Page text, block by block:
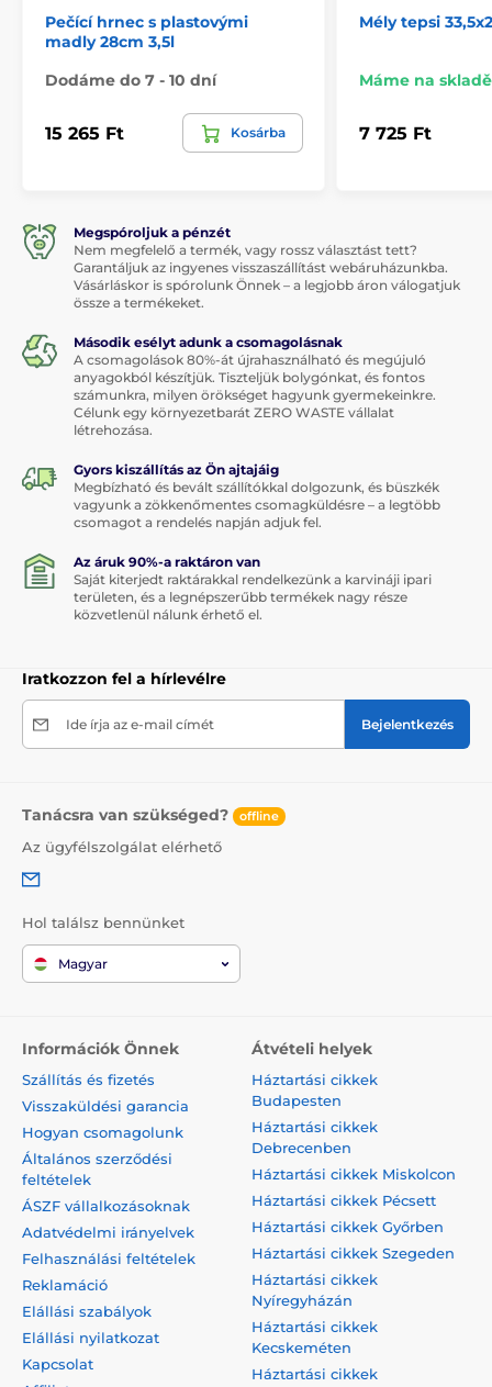
Pečící hrnec s plastovými
madly 28cm 3,5l
Dodáme do 7 - 10 dní
15 265 Ft Kosárba
Mély tepsi
Máme na skladě
7 725 Ft
Megspóroljuk a pénzét
Nem megfelelő a termék, vagy rossz választást tett?
Garantáljuk az ingyenes visszaszállítást webáruházunkba.
Vásárláskor is spórolunk Önnek – a legjobb áron válogatjuk
össze a termékeket.
Második esélyt adunk a csomagolásnak
A csomagolások 80%-át újrahasználható és megújuló
anyagokból készítjük. Tiszteljük bolygónkat, és fontos
számunkra, milyen örökséget hagyunk gyermekeinkre.
Célunk egy környezetbarát ZERO WASTE vállalat
létrehozása.
Gyors kiszállítás az Ön ajtajáig
Megbízható és bevált szállítókkal dolgozunk, és büszkék
vagyunk a zökkenőmentes csomagküldésre – a legtöbb
csomagot a rendelés napján adjuk fel.
Az áruk 90%-a raktáron van
Saját kiterjedt raktárakkal rendelkezünk a karvináji ipari
területen, és a legnépszerűbb termékek nagy része
közvetlenül nálunk érhető el.
Iratkozzon fel a hírlevélre
Ide írja az e-mail címét Bejelentkezés
Tanácsra van szükséged? offline
Az ügyfélszolgálat elérhető
Hol találsz bennünket
Magyar
Információk Önnek
Szállítás és fizetés
Visszaküldési garancia
Hogyan csomagolunk
Általános szerződési
feltételek
ÁSZF vállalkozásoknak
Adatvédelmi irányelvek
Felhasználási feltételek
Reklamáció
Elállási szabályok
Elállási nyilatkozat
Kapcsolat
Átvételi helyek
Háztartási cikkek
Budapesten
Háztartási cikkek
Debrecenben
Háztartási cikkek Miskolcon
Háztartási cikkek Pécsett
Háztartási cikkek Győrben
Háztartási cikkek Szegeden
Háztartási cikkek
Nyíregyházán
Háztartási cikkek
Kecskeméten
Háztartási cikkek